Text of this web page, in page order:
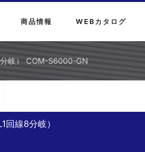
商品情報 WEBカタログ
岐） COM-S6000-GN
線8分岐）